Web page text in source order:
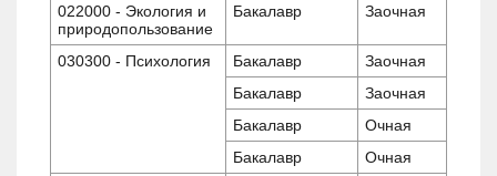
022000 - Экология и
природопользование
Бакалавр Заочная
030300 - Психология Бакалавр
Заочная
Бакалавр
Заочная
Бакалавр
Очная
Бакалавр
Очная